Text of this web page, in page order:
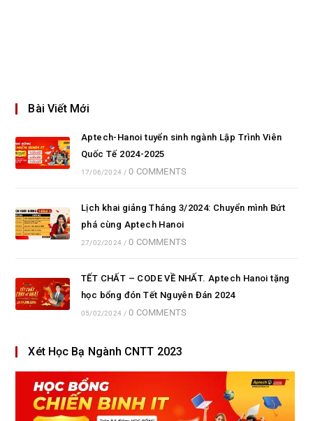
Bài Viết Mới
Aptech-Hanoi tuyển sinh ngành Lập Trình Viên
Quốc Tế 2024-2025
17/06/2024 / 0 COMMENTS
Lịch khai giảng Tháng 3/2024: Chuyển mình Bứt
phá cùng Aptech Hanoi
27/02/2024 / 0 COMMENTS
TẾT CHẤT – CODE VỀ NHẤT. Aptech Hanoi tặng
học bổng đón Tết Nguyên Đán 2024
05/02/2024 / 0 COMMENTS
Xét Học Bạ Ngành CNTT 2023